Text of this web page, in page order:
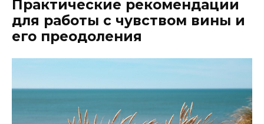
Практические рекомендации
для работы с чувством вины и
его преодоления